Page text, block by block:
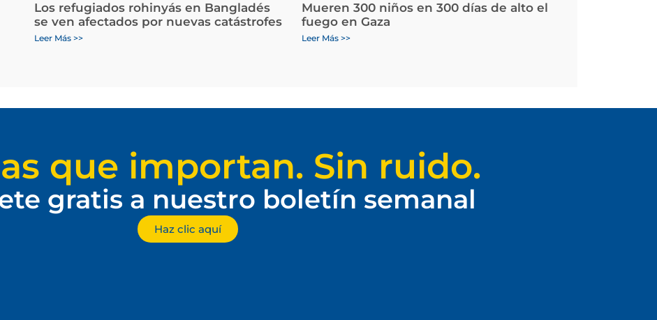
Los refugiados rohinyás en Bangladés
se ven afectados por nuevas catástrofes
Leer Más >>
Mueren 300 niños en 300 días de alto el
fuego en Gaza
Leer Más >>
que importan. Sin ruido.
gratis a nuestro boletín semanal
Haz clic aquí